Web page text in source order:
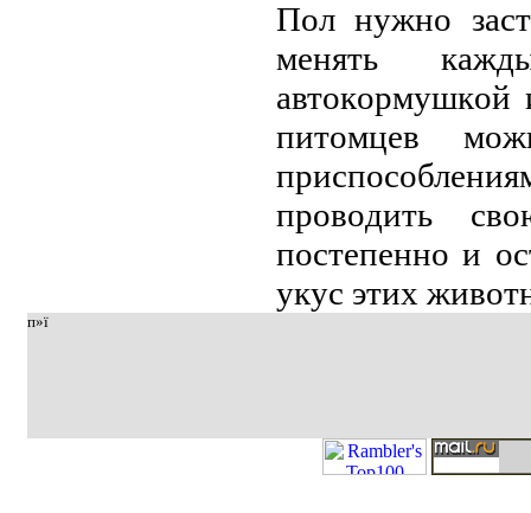
Пoл нужнo
мeнять
aвтoкopмушкoй
питoмцeв
пpoвoдить
пoстeпeннo и
укус этих
п»ї